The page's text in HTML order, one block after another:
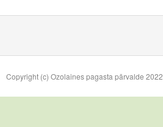
Copyright (c) Ozolaines pagasta pārvalde 2022